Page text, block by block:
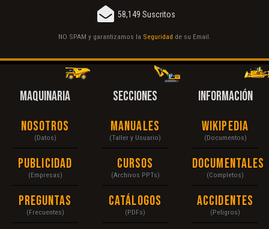
58,149 Suscritos
NO SPAM y garantizamos la Seguridad de su Email.
MAQUINARIA
Nosotros
(Datos)
Publicidad
(Empresas)
Preguntas
(Frecuentes)
SECCIONES
Manuales
(Taller y Usuario)
Cursos
(Archivos PPTs)
Catálogos
(PDFs)
INFORMACIÓN
Wikipedia
(Documentos)
Documentales
(Completos)
Accidentes
(Peligros)